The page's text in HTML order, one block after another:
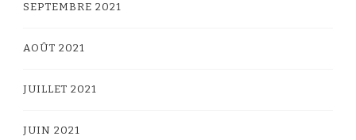
SEPTEMBRE 2021
AOÛT 2021
JUILLET 2021
JUIN 2021